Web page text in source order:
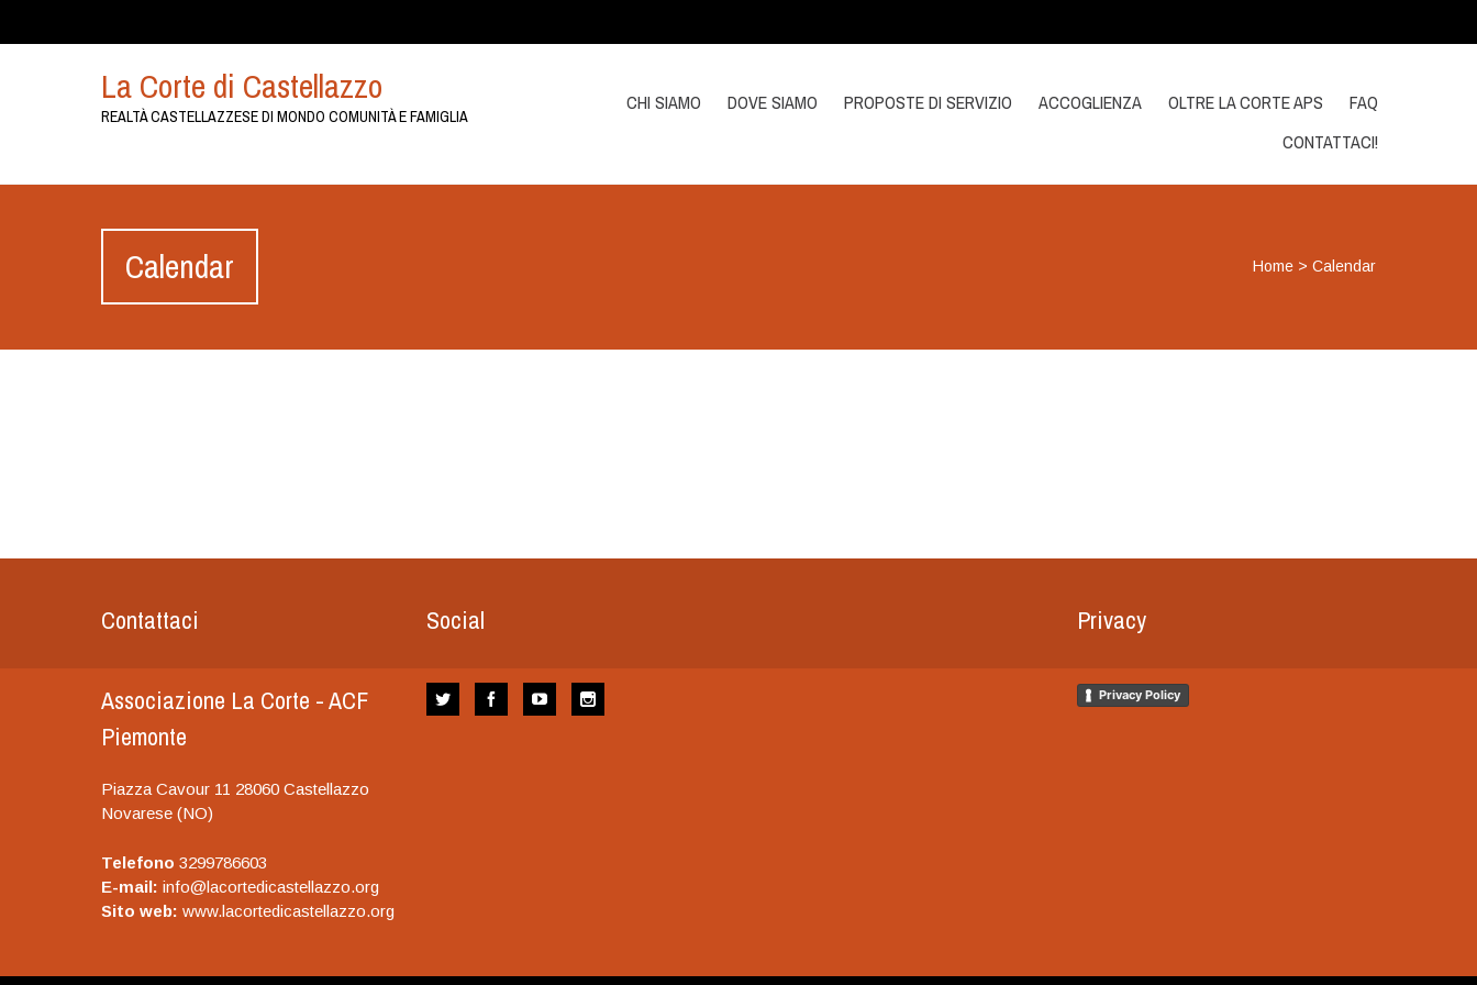
La Corte di Castellazzo
REALTÀ CASTELLAZZESE DI MONDO COMUNITÀ E FAMIGLIA
CHI SIAMO DOVE SIAMO PROPOSTE DI SERVIZIO ACCOGLIENZA OLTRE LA CORTE APS
FAQ
CONTATTACI!
Calendar Home >Calendar
Contattaci
Associazione La Corte - ACF
Piemonte
Piazza Cavour 11 28060 Castellazzo
Novarese (NO)
Telefono 3299786603
E-mail: info@lacortedicastellazzo.org
Sito web: www.lacortedicastellazzo.org
Social Privacy
Privacy Policy